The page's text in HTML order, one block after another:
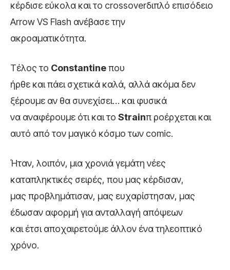
κέρδισε εύκολα και το crossoverδιπλό επισόδειο
Arrow VS Flash ανέβασε την
ακροαματικότητα.
Τέλος το Constantineπου
ήρθε και πάει σχετικά καλά, αλλά ακόμα δεν
ξέρουμε αν θα συνεχίσει… και φυσικά
να αναφέρουμε ότι και το Strainπ ροέρχεται και
αυτό από τον μαγικό κόσμο των comic.
Ήταν, λοιπόν, μια χρονιά γεμάτη νέες
καταπληκτικές σειρές, που μας κέρδισαν,
μας προβλημάτισαν, μας ευχαρίστησαν, μας
έδωσαν αφορμή για ανταλλαγή απόψεων
και έτσι αποχαιρετούμε άλλον ένα τηλεοπτικό
χρόνο.